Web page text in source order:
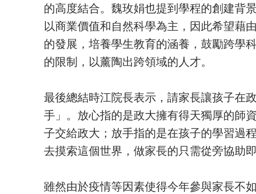
的高度結合。魏玫娟也提到學程的創建背
以商業價值和自然科學為主，因此希望藉
的發展，培養學生教育的涵養，鼓勵跨學
的限制，以薰陶出跨領域的人才。
最後總結時江院長表示，請家長讓孩子在
手」。放心指的是政大擁有得天獨厚的師
子交給政大；放手指的是在孩子的學習過
去摸索這個世界，做家長的只需從旁協助即
雖然由於疫情等因素使得今年參與家長不